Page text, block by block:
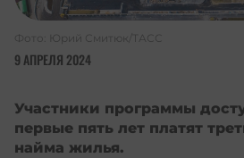
9 АПРЕЛЯ 2024
Фото: Юрий Смитюк/ТАСС
Участники программы
первые пять лет платят
найма жилья.